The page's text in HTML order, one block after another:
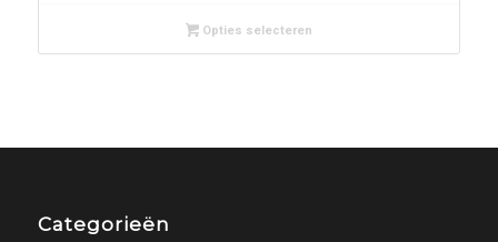
Opties selecteren
Categorieën